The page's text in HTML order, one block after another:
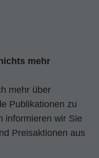
mehr
mehr über
Publikationen zu
informieren wir Sie
Preisaktionen aus